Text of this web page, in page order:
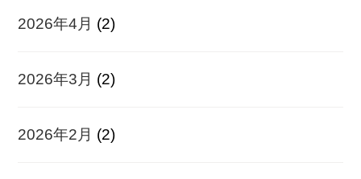
2026年4月 (2)
2026年3月 (2)
2026年2月 (2)